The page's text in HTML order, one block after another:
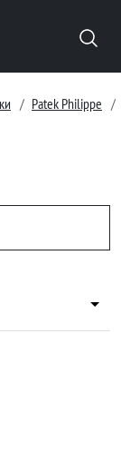
Patek Philippe